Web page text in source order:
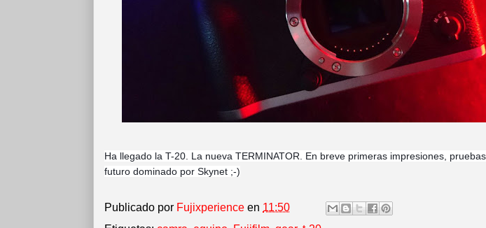
Ha llegado la T-20. La nueva TERMINATOR. En breve primeras impresiones,
futuro dominado por Skynet ;-)
Publicado por Fujixperience en 11:50